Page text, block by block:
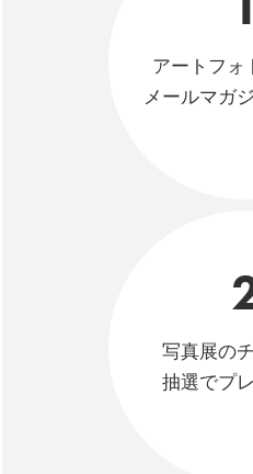
アートフォ
メールマガ
写真展の
抽選でプ